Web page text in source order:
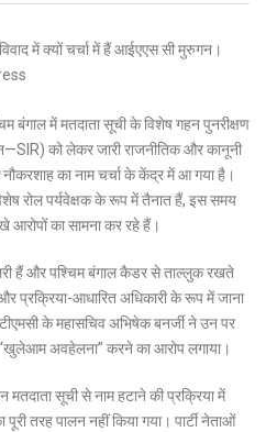
बंगाल में मतदाता सूची के विशेष गहन पुनरीक्षण
को लेकर जारी राजनीतिक और कानूनी
नौकरशाह का नाम चर्चा के केंद्र में आ गया है।
रोल पर्यवेक्षक के रूप में तैनात हैं, इस समय
का सामना कर रहे हैं।
हैं और पश्चिम बंगाल कैडर से ताल्लुक रखते
प्रक्रिया-आधारित अधिकारी के रूप में जाना
के महासचिवअभिषेक बनर्जीने उन पर
अवहेलना” करने का आरोप लगाया।
मतदाता सूची से नाम हटाने की प्रक्रिया में
का पूरी तरह पालन नहीं किया गया। पार्टी नेताओं